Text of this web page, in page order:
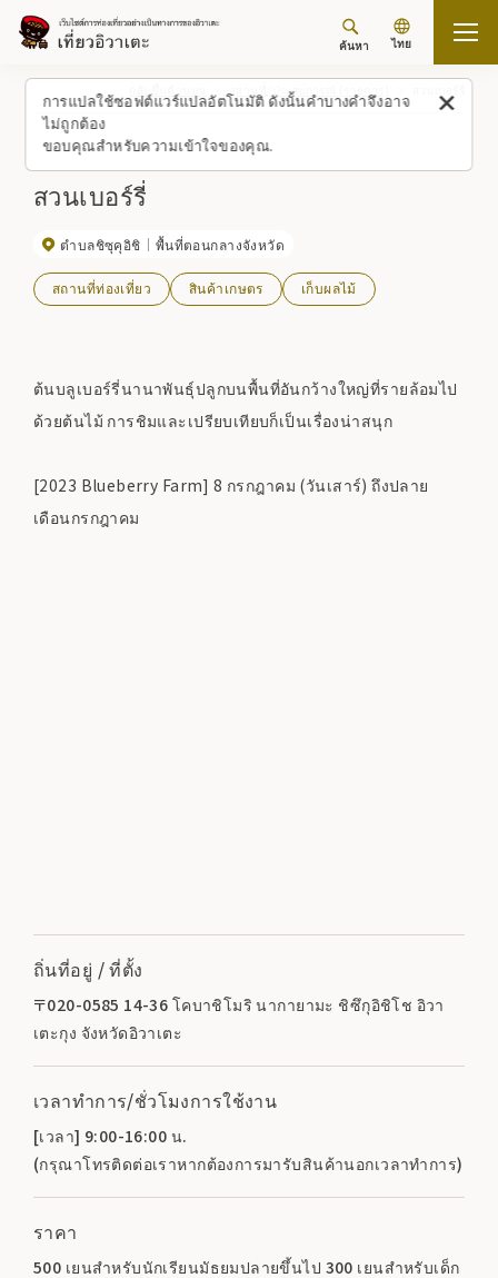
การแปลใช้ซอฟต์แวร์แปลอัตโนมัติ ดังนั้นคำบางคำจึงอาจ
ไม่ถูกต้อง
ขอบคุณสำหรับความเข้าใจของคุณ.
ค้นหา ไทย
กลับขึ้นด้านบน สถานที่/ประสบการณ์ (รายการ)
สวนเบอร์รี่
ตำบลชิซุคุอิชิ พื้นที่ตอนกลางจังหวัด
สถานที่ท่องเที่ยว สินค้าเกษตร เก็บผลไม้
ต้นบลูเบอร์รี่นานาพันธุ์ปลูกบนพื้นที่อันกว้างใหญ่ที่รายล้อมไป
ด้วยต้นไม้ การชิมและเปรียบเทียบก็เป็นเรื่องน่าสนุก
[2023 Blueberry Farm] 8 กรกฎาคม (วันเสาร์) ถึงปลาย
เดือนกรกฎาคม
ถิ่นที่อยู่ / ที่ตั้ง
〒020-0585 14-36 โคบาชิโมริ นากายามะ ชิซึกุอิชิโช อิวา
เตะกุง จังหวัดอิวาเตะ
เวลาทำการ/ชั่วโมงการใช้งาน
[เวลา] 9:00-16:00 น.
(กรุณาโทรติดต่อเราหากต้องการมารับสินค้านอกเวลาทำการ)
ราคา
500 เยนสำหรับนักเรียนมัธยมปลายขึ้นไป 300 เยนสำหรับเด็ก